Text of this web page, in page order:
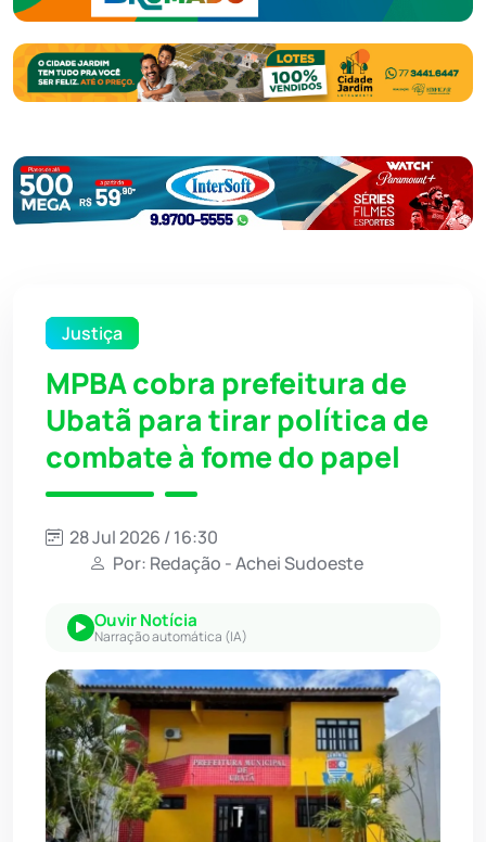
Justiça
MPBA cobra prefeitura de
Ubatã para tirar política de
combate à fome do papel
28 Jul 2026 / 16:30
Por: Redação - Achei Sudoeste
Ouvir Notícia
Narração automática (IA)